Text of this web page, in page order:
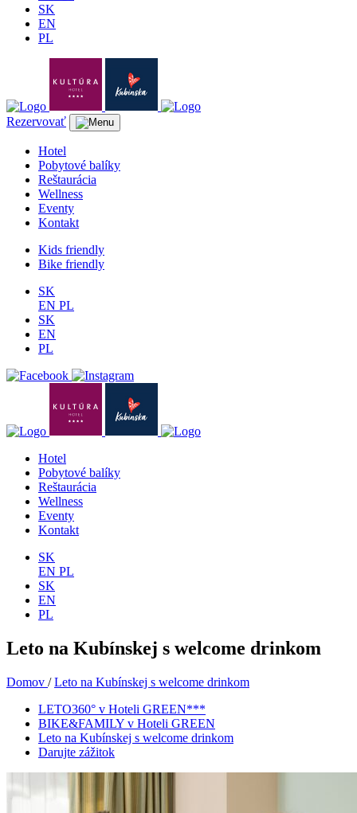
SK
EN
PL
Rezervovať
Hotel
Pobytové balíky
Reštaurácia
Wellness
Eventy
Kontakt
Kids friendly
Bike friendly
SK
EN PL
SK
EN
PL
Hotel
Pobytové balíky
Reštaurácia
Wellness
Eventy
Kontakt
SK
EN PL
SK
EN
PL
Leto na Kubínskej s welcome drinkom
Domov /Leto na Kubínskej s welcome drinkom
LETO360° v Hoteli GREEN***
BIKE&FAMILY v Hoteli GREEN
Leto na Kubínskej s welcome drinkom
Darujte zážitok